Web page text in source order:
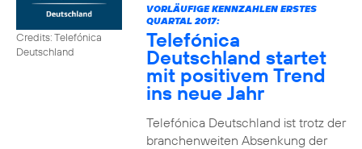
Credits: Telefónica
Deutschland
VORLÄUFIGE KENNZAHLEN ERSTES
QUARTAL 2017:
Telefónica
Deutschland startet
mit positivem Trend
ins neue Jahr
Telefónica Deutschland ist trotz der
branchenweiten Absenkung der